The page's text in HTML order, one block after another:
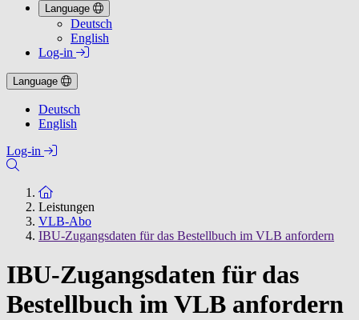
Language
Deutsch
English
Log-in
Language
Deutsch
English
Log-in
Zur Startseite
Leistungen
VLB-Abo
IBU-Zugangsdaten für das Bestellbuch im VLB anfordern
IBU-Zugangsdaten für das
Bestellbuch im VLB anfordern